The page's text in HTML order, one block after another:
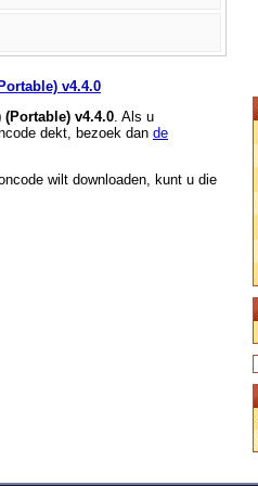
v4.4.0
v4.4.0. Als u
dekt, bezoek dan de
wilt downloaden, kunt u die